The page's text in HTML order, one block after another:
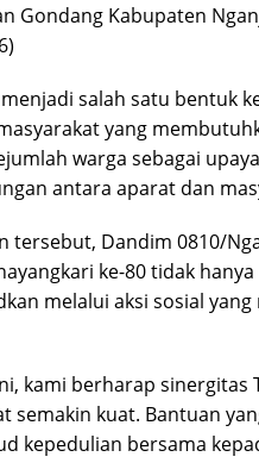
Gondang Kabupaten
salah satu bentuk
yang
warga sebagai
antara aparat dan
tersebut, Dandim 0810/
ke-80 tidak
melalui aksi sosial
kami berharap
semakin kuat. Bantuan
kepedulian bersama